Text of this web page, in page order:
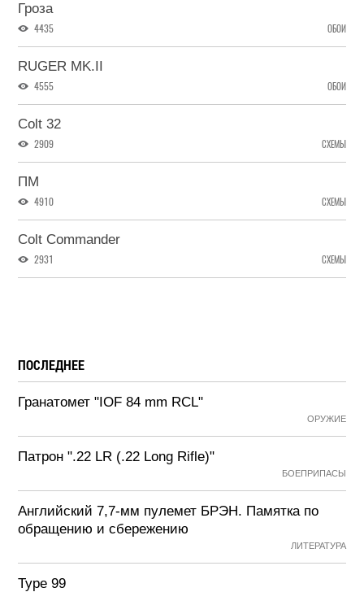
Гроза
4435 ОБОИ
RUGER MK.II
4555 ОБОИ
Colt 32
2909 СХЕМЫ
ПМ
4910 СХЕМЫ
Colt Commander
2931 СХЕМЫ
ПОСЛЕДНЕЕ
Гранатомет "IOF 84 mm RCL"
ОРУЖИЕ
Патрон ".22 LR (.22 Long Rifle)"
БОЕПРИПАСЫ
Английский 7,7-мм пулемет БРЭН. Памятка по
обращению и сбережению
ЛИТЕРАТУРА
Type 99